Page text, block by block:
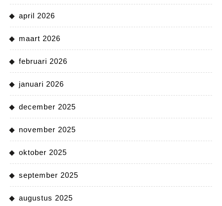
april 2026
maart 2026
februari 2026
januari 2026
december 2025
november 2025
oktober 2025
september 2025
augustus 2025